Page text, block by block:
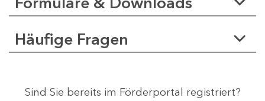
Häufige Fragen
Sind Sie bereits im Förderportal registriert?